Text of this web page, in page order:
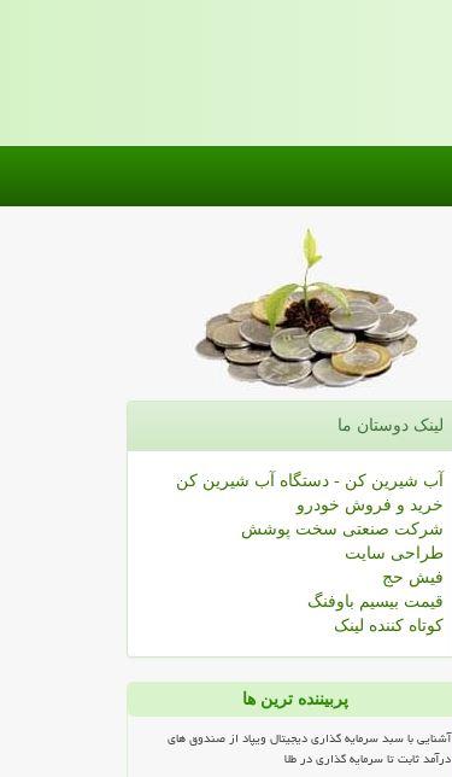
لینک دوستان ما
آب شیرین کن - دستگاه آب شیرین کن
خرید و فروش خودرو
شرکت صنعتی سخت پوشش
طراحی سایت
فیش حج
قیمت بیسیم باوفنگ
کوتاه کننده لینک
پربیننده ترین ها
آشنایی با سبد سرمایه گذاری دیجیتال ویپاد از صندوق های
درآمد ثابت تا سرمایه گذاری در طلا